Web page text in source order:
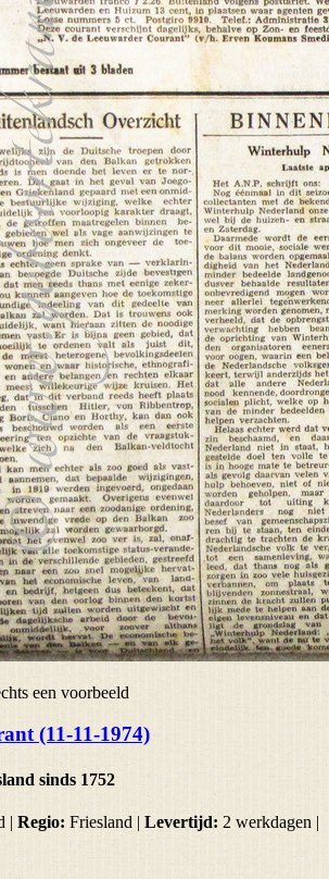
een voorbeeld
(11-11-1974)
sinds 1752
| Regio: Friesland | Levertijd: 2 werkdagen |